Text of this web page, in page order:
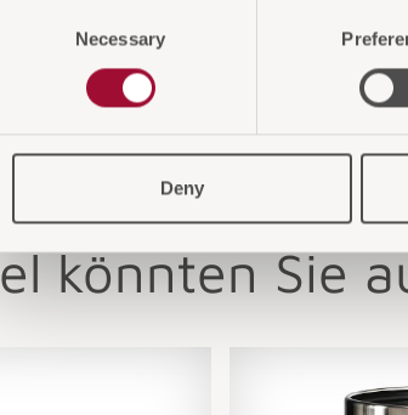
Necessary
Deny
Produktdokumentation
könnten Sie